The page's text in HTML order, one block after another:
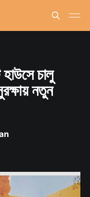
চালু
নতুন